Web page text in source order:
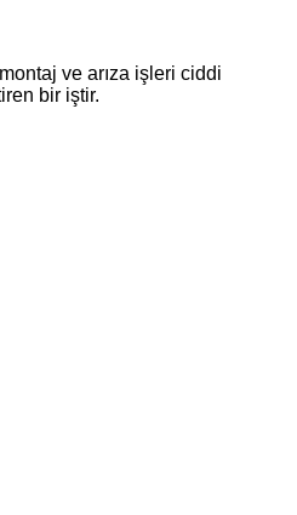
ve arıza işleri ciddi
bir iştir.